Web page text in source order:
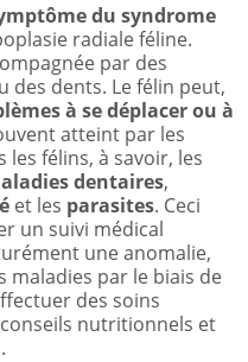
du syndrome
radiale féline.
par des
dents. Le félin peut,
à se déplacer ou à
atteint par les
félins, à savoir, les
dentaires,
et les parasites. Ceci
un suivi médical
une anomalie,
par le biais de
des soins
nutritionnels et